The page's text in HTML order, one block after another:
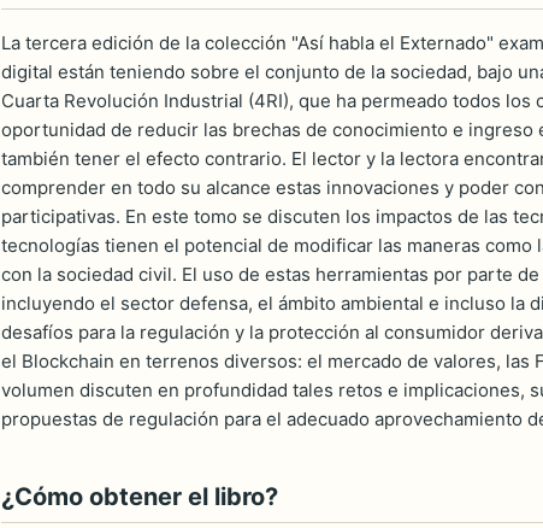
La tercera edición de la colección "Así habla el Externado"
digital están teniendo sobre el conjunto de la sociedad, bajo
Cuarta Revolución Industrial (4RI), que ha permeado todos
oportunidad de reducir las brechas de conocimiento e
también tener el efecto contrario. El lector y la lectora
comprender en todo su alcance estas innovaciones y poder
participativas. En este tomo se discuten los impactos de las
tecnolo­gías tienen el potencial de modificar las maneras
con la sociedad civil. El uso de estas herramientas por parte
incluyendo el sector defensa, el ámbito ambiental e incluso la
desafíos para la regulación y la protección al consumidor
el Blockchain en terrenos diversos: el mercado de valores,
volumen discuten en profundidad tales retos e implicaciones,
propuestas de regulación para el adecuado aprovechamiento
¿Cómo obtener el libro?